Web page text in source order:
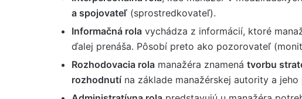
a spojovateľ (sprostredkovateľ).
Informačná rola vychádza z informácií, ktoré
ďalej prenáša. Pôsobí preto ako pozorovateľ
Rozhodovacia rola manažéra znamená tvorbu
rozhodnutína základe manažérskej autority a